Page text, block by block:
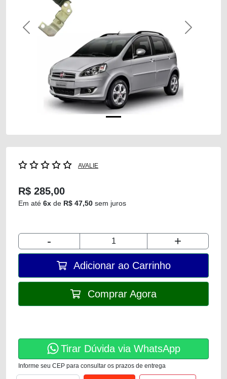
Previous Next
AVALIE
R$ 285,00
Em até 6x de R$ 47,50 sem juros
- +
Adicionar ao Carrinho
Comprar Agora
Tirar Dúvida via WhatsApp
Informe seu CEP para consultar os prazos de entrega